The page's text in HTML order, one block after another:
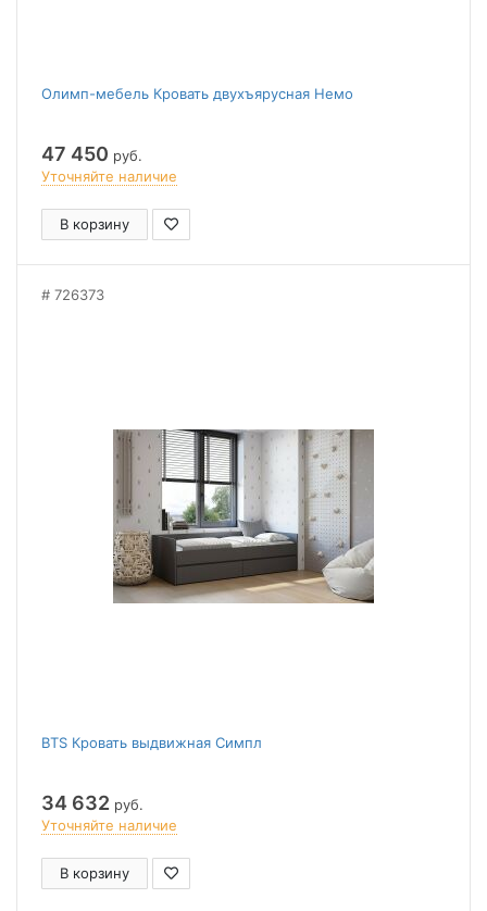
Олимп-мебель Кровать двухъярусная Немо
47 450 руб.
Уточняйте наличие
В корзину
726373
BTS Кровать выдвижная Симпл
34 632 руб.
Уточняйте наличие
В корзину